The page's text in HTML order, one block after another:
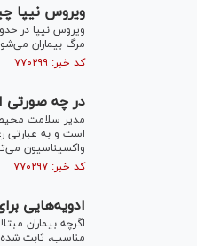
ویروس نیپا
ویروس نیپا در
مرگ بیماران
کد خبر: ۷۷۰۲۹۹ تاریخ انتشار : ۱۴۰۰/۰۸/۰۹
در چه صورتی
مدیر سلامت
است و به عبارتی
واکسیناسیون
کد خبر: ۷۷۰۲۹۷ تاریخ انتشار : ۱۴۰۰/۰۸/۰۹
ادویه‌هایی
مناسب، ثابت شده